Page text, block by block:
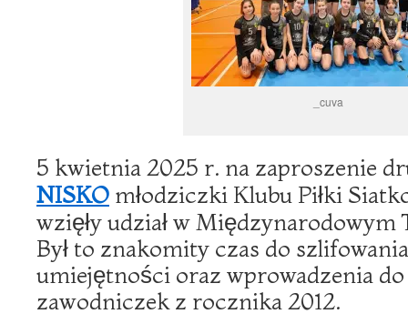
_cuva
5 kwietnia 2025 r. na zaproszenie
NISKO młodziczki Klubu Piłki
wzięły udział w
Był to znakomity czas do
umiejętności oraz wprowadzenia
zawodniczek z rocznika 2012.